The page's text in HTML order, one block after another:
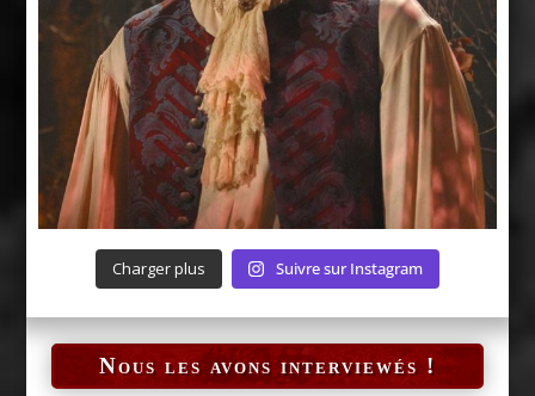
Charger plus Suivre sur Instagram
Nous les avons interviewés !